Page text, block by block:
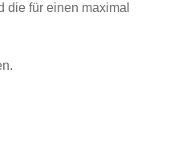
für einen maximal